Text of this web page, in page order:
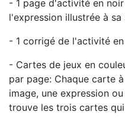
- 1 page d'activité en
l'expression illustrée à
- 1 corrigé de l'activité
- Cartes de jeux en
par page: Chaque carte
image, une expression
trouve les trois cartes